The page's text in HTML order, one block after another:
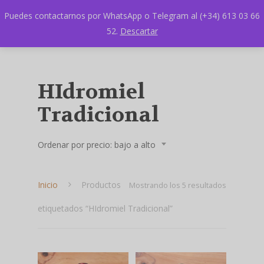
HIdromiel
Tradicional
Ordenar por precio: bajo a alto
Mostrando los 5 resultados
bajo
Inicio Productos
etiquetados “HIdromiel Tradicional”
Puedes contactarnos por WhatsApp o Telegram al (+34) 613 03 66
52. Descartar